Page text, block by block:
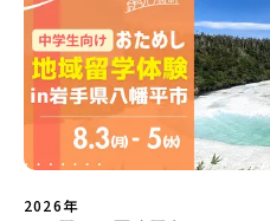
なくなった場合について参加決定
い。やむを得ないお取り消しの場
ださい。・キャンセルポリシーや
合、以下のルールに沿って対応さ
い。プログラム開催日の前日＜7
絡日：お支払いいただく旅行代
料・20日目-8日目：20％・7日目-
加またはプログラム開始後の解除
集人数】最大10名（お申し込み多
者決定】お申し込み多数の場合は
果をご連絡いたします。【申し
から 5月14日(木) 12：00まで疑
ためし地域留学」ステップアップ
知りたい方や、お申し込みを迷
ライン配信を行います。知りたい
つのステップをご活用ください。
（アーカイブ動画を公開中！）〜
飛び出し町の人たちと一緒にリア
ます。そんな先輩たちとの交流が
見つかるはず！ あたたかい町の
ている北海道大樹町へ、あなた
発しませんか？ 体験のおすすめ
定）＜１日目＞（PM）「オリエ
「大樹町の自然を満喫」 -先人
樹高校見学・寮見学」 -大樹高校
い留学」をプチ体験できるプログ
も安心！現地でもスタッフがしっ
のフィールドは「鹿児島県 出水
市（いずみし）は、鹿児島県の
れない景色と、地元の人たちがず
す。400年前から続く「武士の道
ために築いた「出水麓（いずみふ
150軒のお屋敷のほとんどに、今
士が歩いた道を、自分の足で歩く
2026年